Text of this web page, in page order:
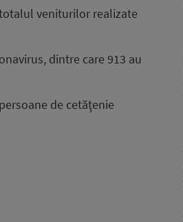
veniturilor realizate
dintre care 913 au
de cetăţenie